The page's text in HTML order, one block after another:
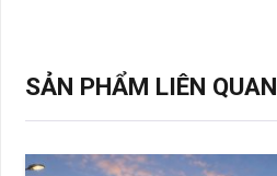
SẢN PHẨM LIÊN QUAN